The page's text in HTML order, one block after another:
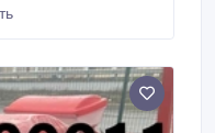
виготовлені із